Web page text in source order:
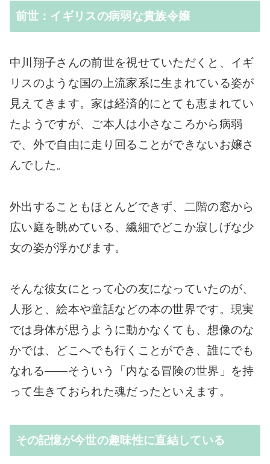
前世：イギリスの病弱な貴族令嬢
中川翔子さんの前世を視せていただくと、イギ
リスのような国の上流家系に生まれている姿が
見えてきます。家は経済的にとても恵まれてい
たようですが、ご本人は小さなころから病弱
で、外で自由に走り回ることができないお嬢さ
んでした。
外出することもほとんどできず、二階の窓から
広い庭を眺めている、繊細でどこか寂しげな少
女の姿が浮かびます。
そんな彼女にとって心の友になっていたのが、
人形と、絵本や童話などの本の世界です。現実
では身体が思うように動かなくても、想像のな
かでは、どこへでも行くことができ、誰にでも
なれる――そういう「内なる冒険の世界」を持
って生きておられた魂だったといえます。
その記憶が今世の趣味性に直結している